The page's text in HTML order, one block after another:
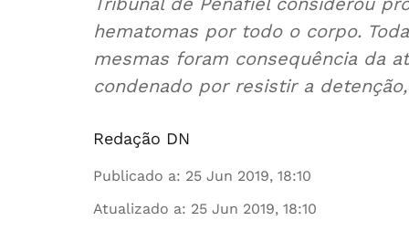
hematomas por todo o corpo.
mesmas foram consequência da
condenado por resistir a
Redação DN
Publicado a: 25 Jun 2019, 18:10
Atualizado a: 25 Jun 2019, 18:10